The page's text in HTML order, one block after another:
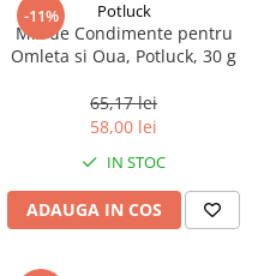
-11% Potluck
Mix de Condimente pentru
Omleta si Oua, Potluck, 30 g
65,17 lei
58,00 lei
IN STOC
ADAUGA IN COS